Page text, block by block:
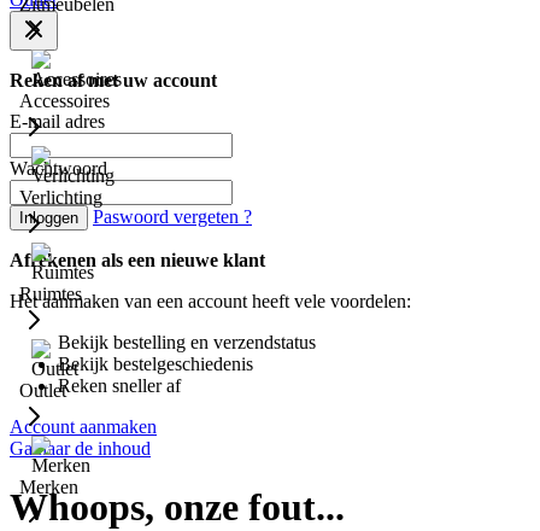
Zitmeubelen
Accessoires
Verlichting
Ruimtes
Outlet
Merken
Reken af met uw account
E-mail adres
Wachtwoord
Inloggen Paswoord vergeten ?
Afrekenen als een nieuwe klant
Het aanmaken van een account heeft vele voordelen:
Bekijk bestelling en verzendstatus
Bekijk bestelgeschiedenis
Reken sneller af
Account aanmaken
Ga naar de inhoud
Whoops, onze fout...